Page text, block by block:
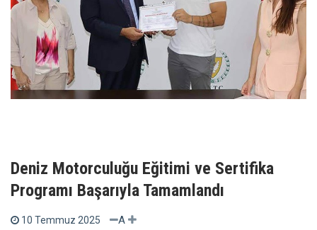
Deniz Motorculuğu Eğitimi ve Sertifika
Programı Başarıyla Tamamlandı
10 Temmuz 2025 A